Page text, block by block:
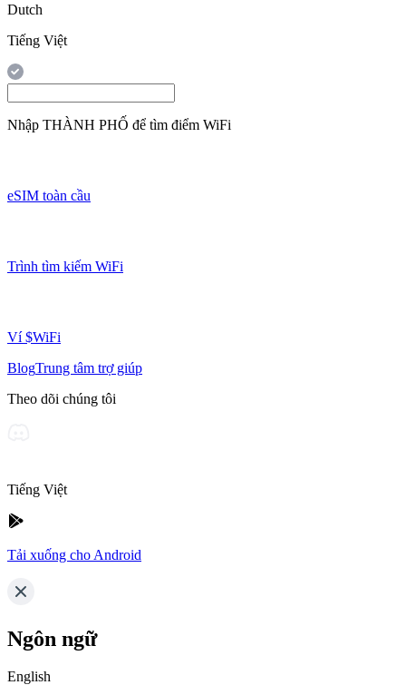
Dutch
Tiếng Việt
Nhập THÀNH PHỐ để tìm điểm WiFi
eSIM toàn cầu
Trình tìm kiếm WiFi
Ví $WiFi
BlogTrung tâm trợ giúp
Theo dõi chúng tôi
Tiếng Việt
Tải xuống cho Android
Ngôn ngữ
English